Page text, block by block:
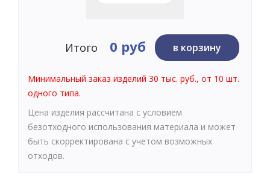
Итого 0 руб в корзину
Минимальный заказ изделий 30 тыс. руб., от 10 шт.
одного типа.
Цена изделия рассчитана с условием
безотходного использования материала и может
быть скорректирована с учетом возможных
отходов.